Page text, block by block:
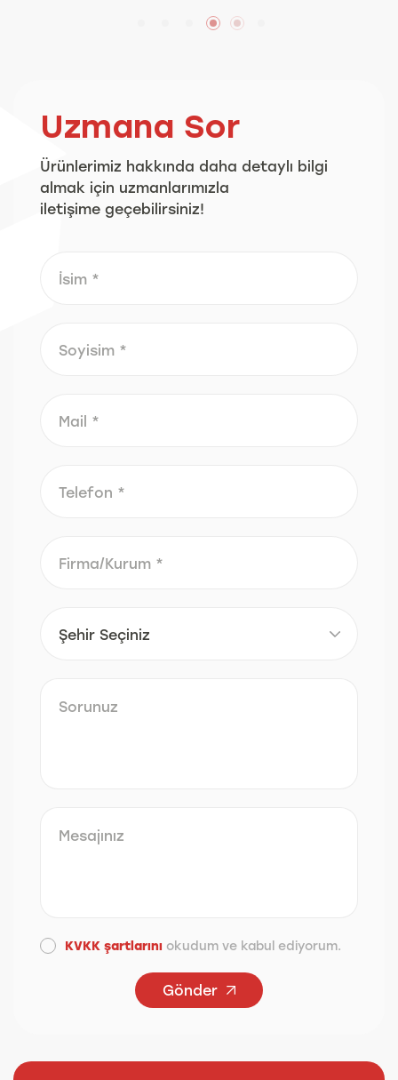
Uzmana Sor
Ürünlerimiz hakkında daha detaylı bilgi
almak için uzmanlarımızla
iletişime geçebilirsiniz!
KVKK şartlarını okudum ve kabul ediyorum.
Gönder